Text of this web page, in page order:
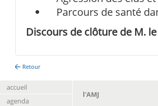
Parcours de santé
Discours de clôture de M.
Retour
accueil
agenda
l'AMJ